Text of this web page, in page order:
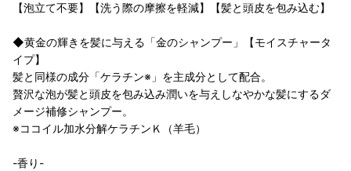
【泡立て不要】【洗う際の摩擦を軽減】【髪と頭皮を包み込む】
◆黄金の輝きを髪に与える「金のシャンプー」【モイスチャータ
イプ】
髪と同様の成分「ケラチン※」を主成分として配合。
贅沢な泡が髪と頭皮を包み込み潤いを与えしなやかな髪にするダ
メージ補修シャンプー。
※ココイル加水分解ケラチンＫ（羊毛）
-香り-